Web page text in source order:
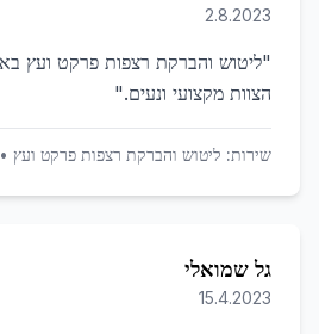
2.8.2023
"ליטוש והברקת רצפות פרקט ועץ
הצוות מקצועי ונעים."
שירות: ליטוש והברקת רצפות פרקט ועץ •
גל שמואלי
15.4.2023